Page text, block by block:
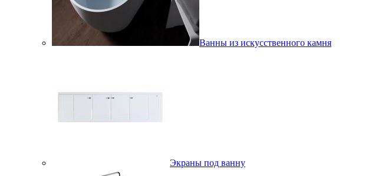
Ванны из искусственного камня
Экраны под ванну